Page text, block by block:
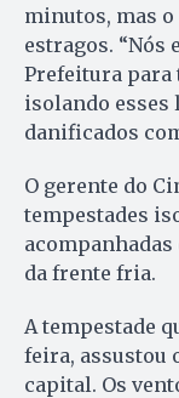
minutos, mas
estragos. “Nós
Prefeitura para
isolando esses
danificados
O gerente do
tempestades
acompanhadas
da frente fria.
A tempestade
feira, assustou
capital. Os